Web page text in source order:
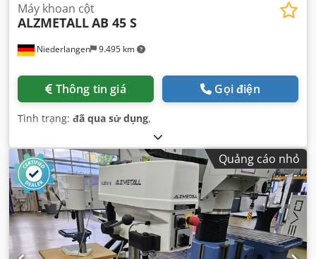
Niederlangen 9.495 km
Máy khoan cột
ALZMETALLAB 45 S
Thông tin giá Gọi điện
Tình trạng: đã qua sử dụng,
Quảng cáo nhỏ